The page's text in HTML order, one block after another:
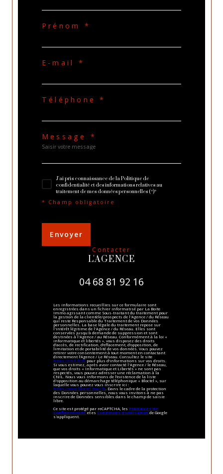
Prénom *
E-mail *
Téléphone *
Message *
J'ai pris connaissance de la Politique de
confidentialité et des informations relatives au
traitement de mes données personnelles (*)*
* Champ obligatoire
Envoyer
contacter
L'AGENCE
04 68 81 92 16
Les informations recueillies sur ce formulaire sont
enregistrées dans un fichier informatisé par La Boite
Immo agissant comme Sous-traitant du traitement pour
la gestion de la clientèle/prospects de l'Agence / du Réseau
qui reste Responsable du Traitement de vos Données
personnelles. La base légale du traitement repose sur
l'intérêt légitime de l'Agence / du Réseau. Elles sont
conservées jusqu'à demande de suppression et sont
destinées à l'Agence / au Réseau. Conformément à la loi «
informatique et libertés », vous disposez des droits
d’accès, de rectification, d’effacement, d’opposition, de
limitation et de portabilité de vos données. Vous pouvez
retirer votre consentement à tout moment en contactant
directement l’Agence / Le Réseau. Consultez le site
https://cnil.fr/fr pour plus d’informations sur vos droits.
Si vous estimez, après avoir contacté l'Agence / le Réseau,
que vos droits « Informatique et Libertés » ne sont pas
respectés, vous pouvez adresser une réclamation à la
CNIL. Nous vous informons de l’existence de la liste
d'opposition au démarchage téléphonique « Bloctel », sur
laquelle vous pouvez vous inscrire ici :
https://www.bloctel.gouv.fr. Dans le cadre de la protection
des Données personnelles, nous vous invitons à ne pas
inscrire de Données sensibles dans le champ de saisie
libre.
Ce site est protégé par reCAPTCHA, lesPolitiques de
Confidentialitéet esConditions d'utilisationde Google
s'appliquent.